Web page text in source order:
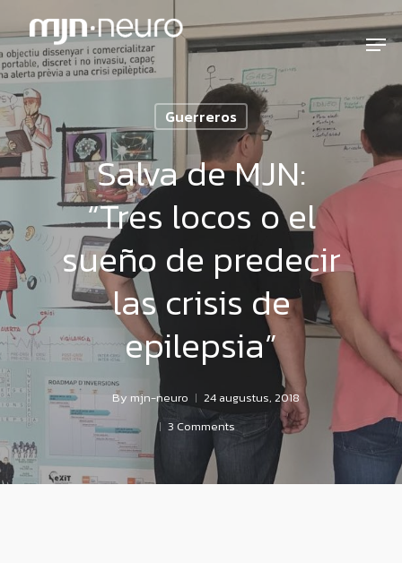
Guerreros
Salva de MJN:
“Tres locos o el
sueño de predecir
las crisis de
epilepsia”
By mjn-neuro
24 augustus, 2018
3 Comments